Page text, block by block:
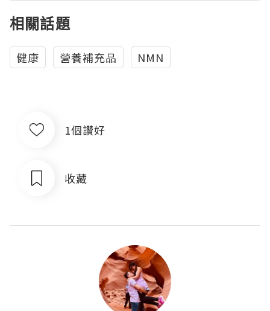
相關話題
健康 營養補充品 NMN
1個讚好
收藏